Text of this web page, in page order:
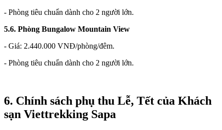
- Phòng tiêu chuẩn dành cho 2 người lớn.
5.6. Phòng Bungalow Mountain View
- Giá: 2.440.000 VNĐ/phòng/đêm.
- Phòng tiêu chuẩn dành cho 2 người lớn.
6. Chính sách phụ thu Lễ, Tết của Khách
sạn Viettrekking Sapa